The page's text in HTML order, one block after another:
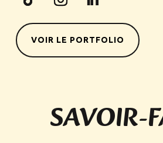
VOIR LE PORTFOLIO
SAVOIR-